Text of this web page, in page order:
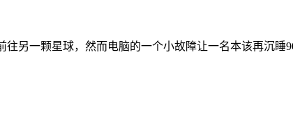
另一颗星球，然而电脑的一个小故障让一名本该再沉睡